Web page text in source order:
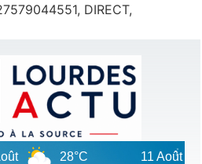
DIRECT,
28°C 11 Août 30°C